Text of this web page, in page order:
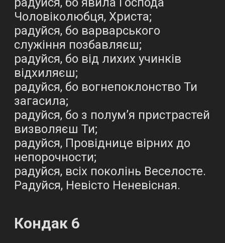
Чоловіколюбця, Христа;
радуйся, бо варварського
служіння позбавляєш;
радуйся, бо від лихих учинків
відхиляєш;
радуйся, бо вогнепоклонство Ти
загасила;
радуйся, бо з полум’я пристрастей
визволяєш Ти;
радуйся, Провіднице вірних до
непорочности;
радуйся, всіх поколінь Веселосте.
Радуйся, Невісто Неневісная.
Кондак 6